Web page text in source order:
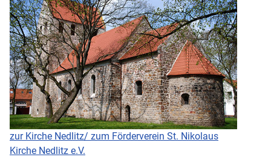
zur Kirche Nedlitz/ zum Förderverein St. Nikolaus
Kirche Nedlitz e.V.